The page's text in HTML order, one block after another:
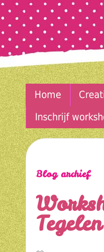
Home
Inschrijf
Blog archief
Tegelen